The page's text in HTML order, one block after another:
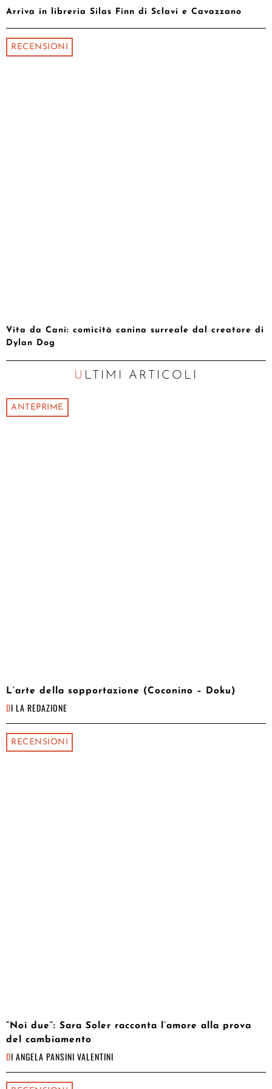
Arriva in libreria Silas Finn di Sclavi e Cavazzano
RECENSIONI
Vita da Cani: comicità canina surreale dal creatore di
Dylan Dog
ULTIMI ARTICOLI
ANTEPRIME
L’arte della sopportazione (Coconino – Doku)
DI LA REDAZIONE
RECENSIONI
“Noi due”: Sara Soler racconta l’amore alla prova
del cambiamento
DI ANGELA PANSINI VALENTINI